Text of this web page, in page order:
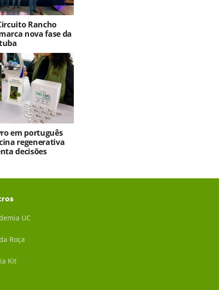
Rancho
nova fase da
em português
regenerativa
decisões
UC
Roça
Kit